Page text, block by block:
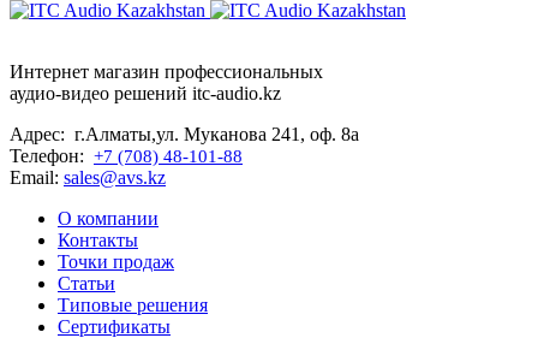
Интернет магазин профессиональных
аудио-видео решений itc-audio.kz
Адрес: г.Алматы,ул. Муканова 241, оф. 8а
Телефон: +7 (708) 48-101-88
Email: sales@avs.kz
О компании
Контакты
Точки продаж
Статьи
Типовые решения
Сертификаты